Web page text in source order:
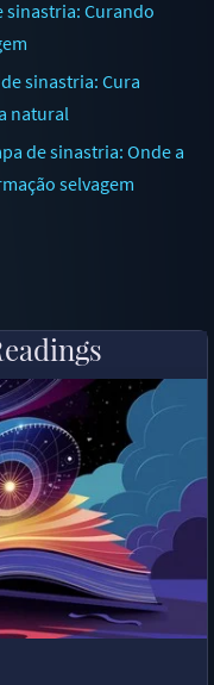
sinastria: Curando
sinastria: Cura
natural
de sinastria: Onde a
selvagem